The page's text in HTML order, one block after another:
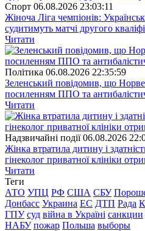
Спорт 06.08.2026 23:03:11
Жіноча Ліга чемпіонів:
судитимуть матчі другого
Читати
Полiтика 06.08.2026 22:35:59
Зеленський повідомив, що
посиленням ППО та
Читати
Надзвичайні події 06.08.2026
Жінка втратила дитину і
гінеколог приватної клініки
Читати
Теги
АТО УПЦ РФ США СБУ
Донбасс Украина ЕС ДТП Рада
ГПУ суд війна в Україні санкции
НАБУ пожар Польша выборы